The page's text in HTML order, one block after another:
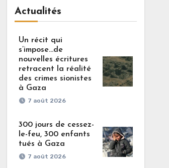
Actualités
Un récit qui
s’impose…de
nouvelles écritures
retracent la réalité
des crimes sionistes
à Gaza
7 août 2026
300 jours de cessez-
le-feu, 300 enfants
tués à Gaza
7 août 2026